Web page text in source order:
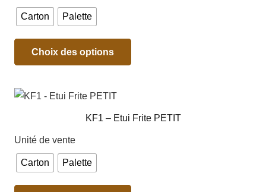
Carton Palette
Choix des options
KF1 – Etui Frite PETIT
Unité de vente
Carton Palette